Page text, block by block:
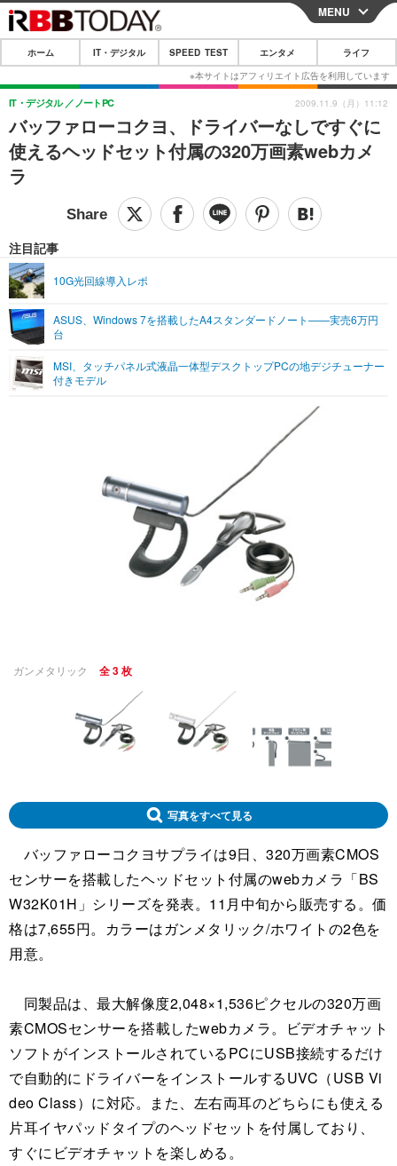
CLOSE
ホーム
IT・デジタル
IT・デジタルTOP スマートフォン
ショッピング その他
SPEED TEST
エンタメ
エンタメTOP 映画・ドラマ
音楽
グラビア ブログ
ペット
その他
リリース一覧
プッシュ通知の停止方法
MENU
ホーム IT・デジタル SPEED TEST エンタメ ライフ
バッファローコクヨ、ドライバーなしですぐに
使えるヘッドセット付属の320万画素webカメ
ラ
IT・デジタル ノートPC
注目記事
10G光回線導入レポ
ASUS、Windows 7を搭載したA4スタンダードノート——実売6万円
台
MSI、タッチパネル式液晶一体型デスクトップPCの地デジチューナー
付きモデル
2009.11.9（月）11:12
ガンメタリック 全 3 枚
写真をすべて見る
バッファローコクヨサプライは9日、320万画素CMOS
センサーを搭載したヘッドセット付属のwebカメラ「BS
W32K01H」シリーズを発表。11月中旬から販売する。価
格は7,655円。カラーはガンメタリック/ホワイトの2色を
用意。
同製品は、最大解像度2,048×1,536ピクセルの320万画
素CMOSセンサーを搭載したwebカメラ。ビデオチャット
ソフトがインストールされているPCにUSB接続するだけ
で自動的にドライバーをインストールするUVC（USB Vi
deo Class）に対応。また、左右両耳のどちらにも使える
片耳イヤパッドタイプのヘッドセットを付属しており、
すぐにビデオチャットを楽しめる。